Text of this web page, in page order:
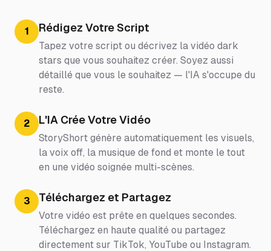
1 Rédigez Votre Script
Tapez votre script ou décrivez la vidéo dark
stars que vous souhaitez créer. Soyez aussi
détaillé que vous le souhaitez — l'IA s'occupe du
reste.
2 L'IA Crée Votre Vidéo
StoryShort génère automatiquement les visuels,
la voix off, la musique de fond et monte le tout
en une vidéo soignée multi-scènes.
3 Téléchargez et Partagez
Votre vidéo est prête en quelques secondes.
Téléchargez en haute qualité ou partagez
directement sur TikTok, YouTube ou Instagram.